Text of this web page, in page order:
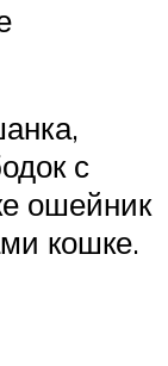
с
ошейник
кошке.